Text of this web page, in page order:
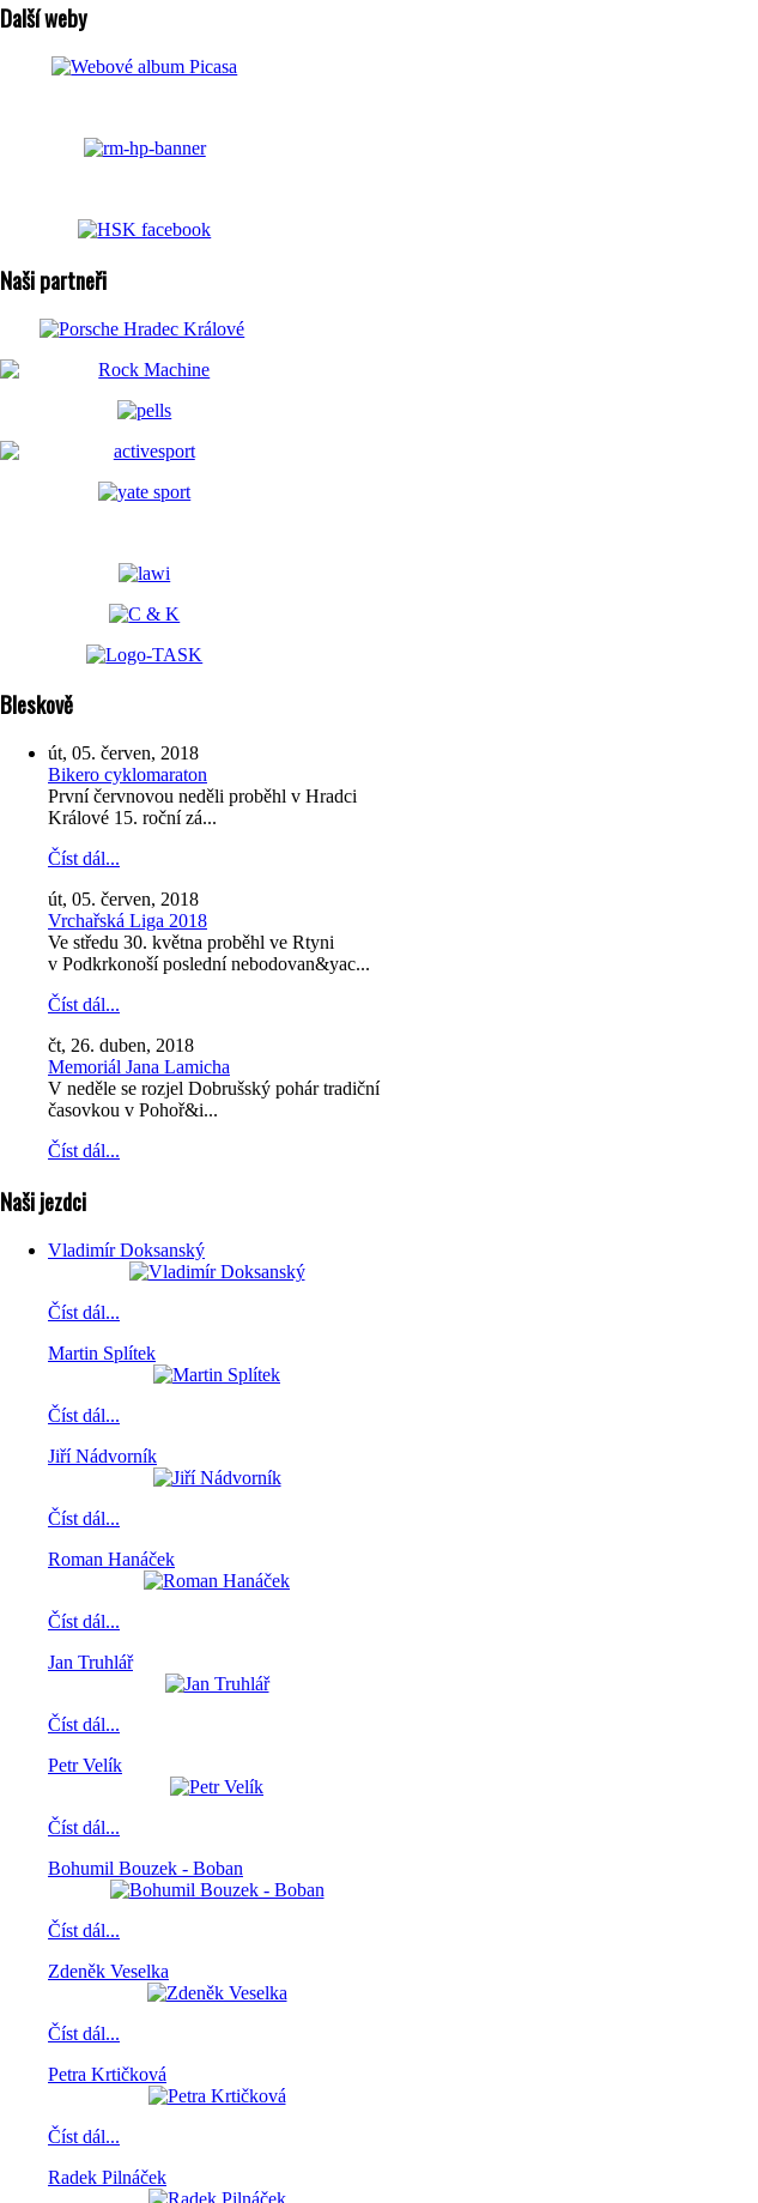
Další weby
Naši partneři
Bleskově
út, 05. červen, 2018
Bikero cyklomaraton
První červnovou neděli proběhl v Hradci
Králové 15. roční zá...
Číst dál...
út, 05. červen, 2018
Vrchařská Liga 2018
Ve středu 30. května proběhl ve Rtyni
v Podkrkonoší poslední nebodovan&yac...
Číst dál...
čt, 26. duben, 2018
Memoriál Jana Lamicha
V neděle se rozjel Dobrušský pohár tradiční
časovkou v Pohoř&i...
Číst dál...
Naši jezdci
Vladimír Doksanský
Číst dál...
Martin Splítek
Číst dál...
Jiří Nádvorník
Číst dál...
Roman Hanáček
Číst dál...
Jan Truhlář
Číst dál...
Petr Velík
Číst dál...
Bohumil Bouzek - Boban
Číst dál...
Zdeněk Veselka
Číst dál...
Petra Krtičková
Číst dál...
Radek Pilnáček